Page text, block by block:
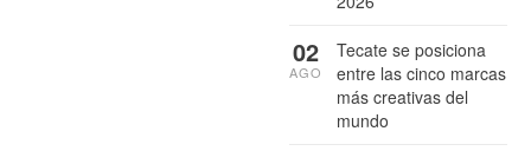
Tecate se posiciona
entre las cinco marcas
más creativas del
mundo
02
AGO